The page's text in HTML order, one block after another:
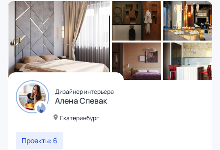
Дизайнер интерьера
Алена Спевак
Екатеринбург
Проекты: 6